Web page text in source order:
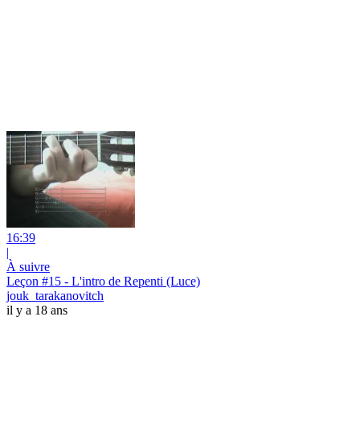
16:39
|
À suivre
Leçon #15 - L'intro de Repenti (Luce)
jouk_tarakanovitch
il y a 18 ans